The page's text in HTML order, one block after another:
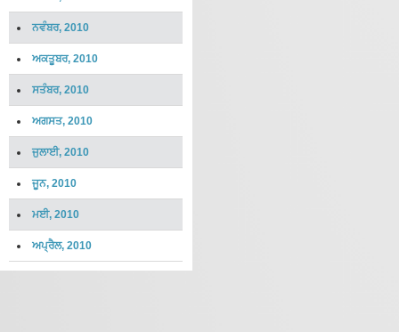
ਨਵੰਬਰ, 2010
ਅਕਤੂਬਰ, 2010
ਸਤੰਬਰ, 2010
ਅਗਸਤ, 2010
ਜੁਲਾਈ, 2010
ਜੂਨ, 2010
ਮਈ, 2010
ਅਪ੍ਰੈਲ, 2010